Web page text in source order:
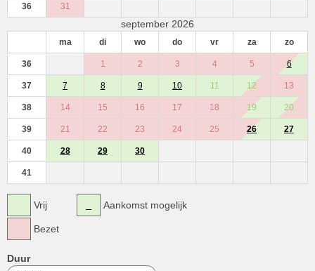
36 31
september 2026
ma di wo do vr za zo
36 1 2 3 4 5 6
37 7 8 9 10 11 12 13
38 14 15 16 17 18 19 20
39 21 22 23 24 25 26 27
40 28 29 30
41
Vrij
Bezet
Aankomst mogelijk
Duur